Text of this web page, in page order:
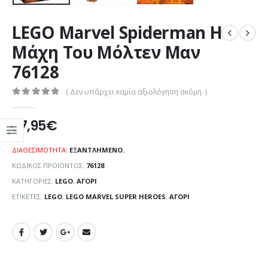
LEGO Marvel Spiderman Η
Μάχη Του Μόλτεν Μαν
76128
( Δεν υπάρχει καμία αξιολόγηση ακόμη. )
37,95€
ΔΙΑΘΕΣΙΜΌΤΗΤΑ: ΕΞΑΝΤΛΗΜΈΝΟ.
ΚΩΔΙΚΌΣ ΠΡΟΪΌΝΤΟΣ: 76128
ΚΑΤΗΓΟΡΊΕΣ: LEGO, ΑΓΌΡΙ
ΕΤΙΚΈΤΕΣ: LEGO, LEGO MARVEL SUPER HEROES, ΑΓΌΡΙ